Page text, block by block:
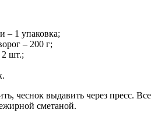
– 1 упаковка;
– 200 г;
шт.;
чеснок выдавить через пресс. Все
сметаной.